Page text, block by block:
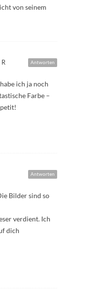
von seinem
Antworten
ich ja noch
Farbe –
Antworten
Bilder sind so
verdient. Ich
dich